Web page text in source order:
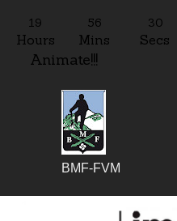
19 56 31
Secs
Mins
Hours
Animate!!!
BMF-FVM